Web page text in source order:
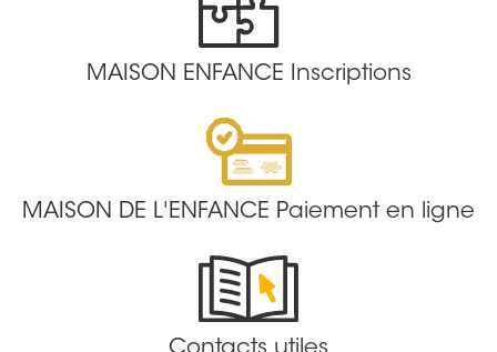
MAISON ENFANCE Inscriptions
MAISON DE L'ENFANCE Paiement en ligne